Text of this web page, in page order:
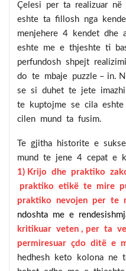
Çelesi per ta realizuar
eshte ta fillosh nga
menjehere 4 kendet dhe
eshte me e thjeshte ti
perfundosh shpejt
do te mbaje puzzle – in.
se si duhet te jete
te kuptojme se cila
cilen mund ta fusim.
Te gjitha historite e
mund te jene 4 cepat e
1) Krijo dhe praktiko
praktiko etikë te mire
praktiko nevojen per te
ndoshta me e
kritikuar veten , per ta
permiresuar çdo ditë e
hedhesh keto kolona ne